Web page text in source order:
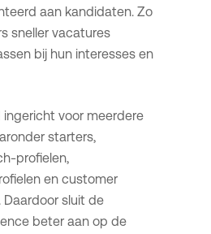
aan kandidaten. Zo
sneller vacatures
bij hun interesses en
voor meerdere
starters,
profielen,
en customer
sluit de
beter aan op de